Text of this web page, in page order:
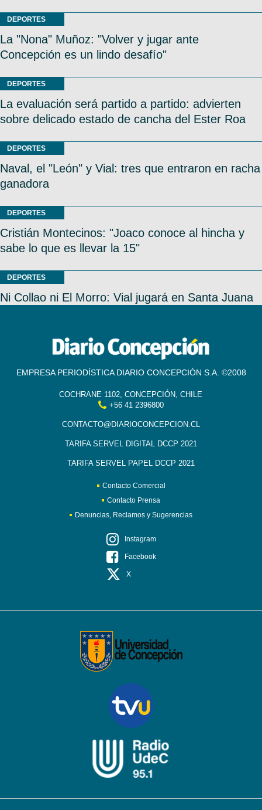
DEPORTES
La "Nona" Muñoz: "Volver y jugar ante
Concepción es un lindo desafío"
DEPORTES
La evaluación será partido a partido: advierten
sobre delicado estado de cancha del Ester Roa
DEPORTES
Naval, el "León" y Vial: tres que entraron en racha
ganadora
DEPORTES
Cristián Montecinos: "Joaco conoce al hincha y
sabe lo que es llevar la 15"
DEPORTES
Ni Collao ni El Morro: Vial jugará en Santa Juana
EMPRESA PERIODÍSTICA DIARIO CONCEPCIÓN S.A. ©2008
COCHRANE 1102, CONCEPCIÓN, CHILE
+56 41 2396800
CONTACTO@DIARIOCONCEPCION.CL
TARIFA SERVEL DIGITAL DCCP 2021
TARIFA SERVEL PAPEL DCCP 2021
Contacto Comercial
Contacto Prensa
Denuncias, Reclamos y Sugerencias
Instagram
Facebook
X